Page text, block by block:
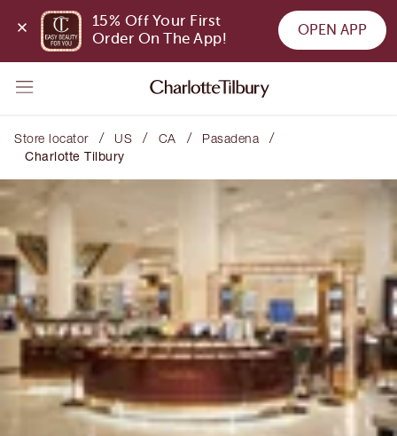
15% Off Your First
Order On The App!
OPEN APP
Store locator / US / CA / Pasadena /
Charlotte Tilbury